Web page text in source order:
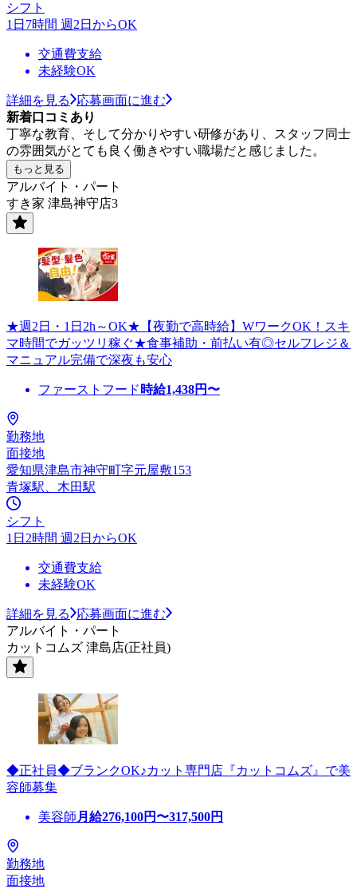
シフト
1日7時間 週2日からOK
交通費支給
未経験OK
詳細を見る
応募画面に進む
新着口コミあり
丁寧な教育、そして分かりやすい研修があり、スタッフ同士
の雰囲気がとても良く働きやすい職場だと感じました。
もっと見る
アルバイト・パート
すき家 津島神守店3
★週2日・1日2h～OK★【夜勤で高時給】WワークOK！スキ
マ時間でガッツリ稼ぐ★食事補助・前払い有◎セルフレジ＆
マニュアル完備で深夜も安心
ファーストフード 時給1,438円〜
勤務地
面接地
愛知県津島市神守町字元屋敷153
青塚駅、木田駅
シフト
1日2時間 週2日からOK
交通費支給
未経験OK
詳細を見る
応募画面に進む
アルバイト・パート
カットコムズ 津島店(正社員)
◆正社員◆ブランクOK♪カット専門店『カットコムズ』で美
容師募集
美容師 月給276,100円〜317,500円
勤務地
面接地